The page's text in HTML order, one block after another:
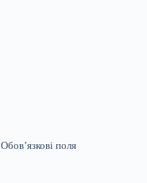
Обов’язкові поля